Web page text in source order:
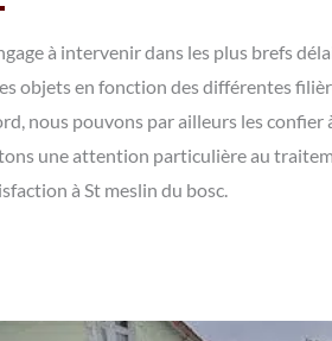
à intervenir dans les plus brefs
objets en fonction des différentes
nous pouvons par ailleurs les
une attention particulière au
à St meslin du bosc.